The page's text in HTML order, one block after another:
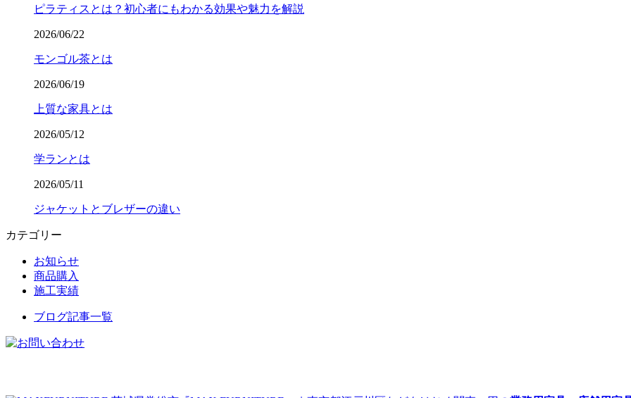
ピラティスとは？初心者にもわかる効果や魅力を解説
2026/06/22
モンゴル茶とは
2026/06/19
上質な家具とは
2026/05/12
学ランとは
2026/05/11
ジャケットとブレザーの違い
カテゴリー
お知らせ
商品購入
施工実績
ブログ記事一覧